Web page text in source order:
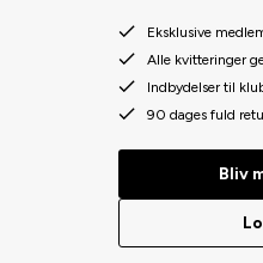
Eksklusive
Alle kvitteringer
Indbydelser til
90 dages fuld
Bliv